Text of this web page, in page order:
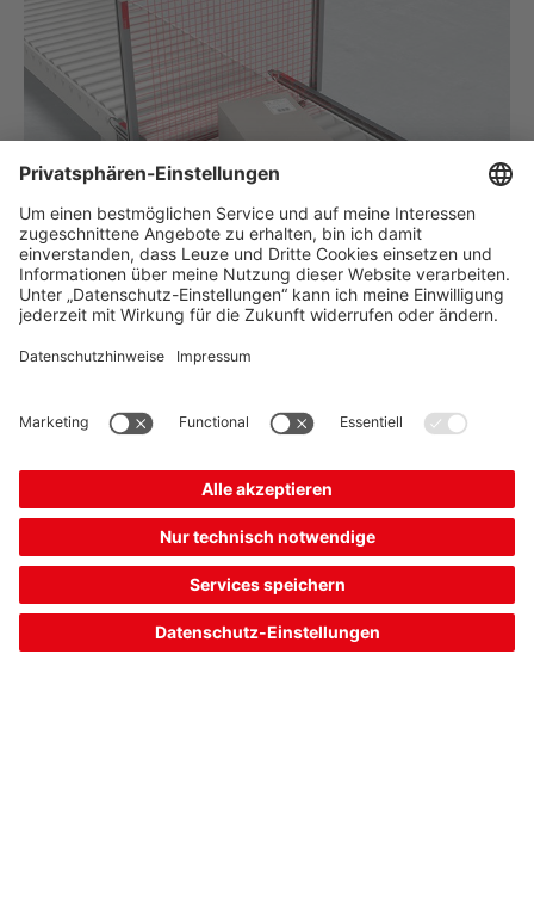
Volumen-Messsystem:
Gütern